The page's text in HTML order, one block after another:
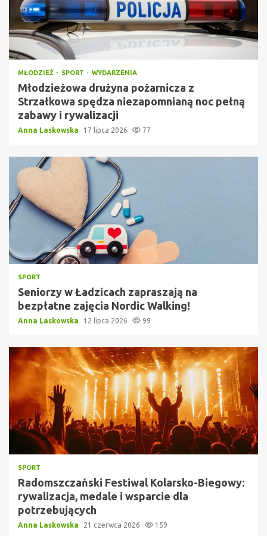
MŁODZIEŻ SPORT WYDARZENIA
Młodzieżowa drużyna pożarnicza z
Strzałkowa spędza niezapomnianą noc pełną
zabawy i rywalizacji
Anna Laskowska 17 lipca 2026 77
SPORT
Seniorzy w Ładzicach zapraszają na
bezpłatne zajęcia Nordic Walking!
Anna Laskowska 12 lipca 2026 99
SPORT
Radomszczański Festiwal Kolarsko-Biegowy:
rywalizacja, medale i wsparcie dla
potrzebujących
Anna Laskowska 21 czerwca 2026 159